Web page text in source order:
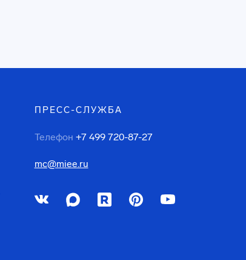
ПРЕСС-СЛУЖБА
Телефон +7 499 720-87-27
mc@miee.ru